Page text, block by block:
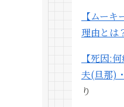
【ムー
理由とは
【死因:
夫(旦那)
り